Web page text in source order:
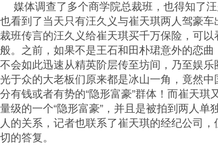
媒体调查了多个商学院总裁班，也得知了
也看到了当天只有汪久义与崔天琪两人驾豪
裁班传言的汪久义给崔天琪买千万保险，可
般。之前，如果不是王石和田朴珺意外的恋
不会如此迅速从精英阶层传至坊间，乃至娱
光于众的大老板们原来都是冰山一角，竟然
分有钱或者有势的“隐形富豪”群体！而崔天琪
量级的一个“隐形富豪”，并且是被拍到两人单
人的关系，记者也联系了崔天琪的经纪公司
切的答复。